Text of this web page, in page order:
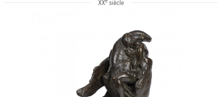
XX siècle